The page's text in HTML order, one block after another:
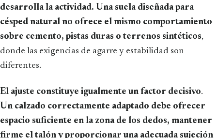
desarrolla la actividad. Una suela diseñada para
césped natural no ofrece el mismo comportamiento
sobre cemento, pistas duras o terrenos sintéticos,
donde las exigencias de agarre y estabilidad son
diferentes.
El ajuste constituye igualmente un factor decisivo.
Un calzado correctamente adaptado debe ofrecer
espacio suficiente en la zona de los dedos, mantener
firme el talón y proporcionar una adecuada sujeción